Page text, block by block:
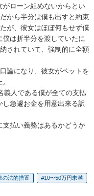
がローン組めないからとい
から半分は僕も出すと約束
が、彼女はほぼ何もせず僕
は折半分を渡していたに
されていて、強制的に全額
論になり、彼女がペットを
義人である僕が全ての支払
急遽お金を用意出来る訳
払い義務はあるかどうか
の法的措置 10〜50万円未満